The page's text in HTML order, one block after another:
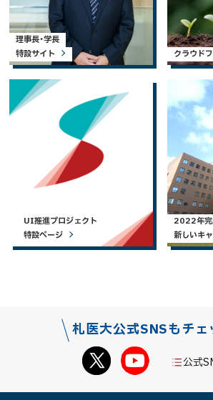
理事長・学長
特設サイト
クラウド
UI推進プロジェクト
特設ページ
2022年完
新しいキ
札医大公式SNSもチェ
公式